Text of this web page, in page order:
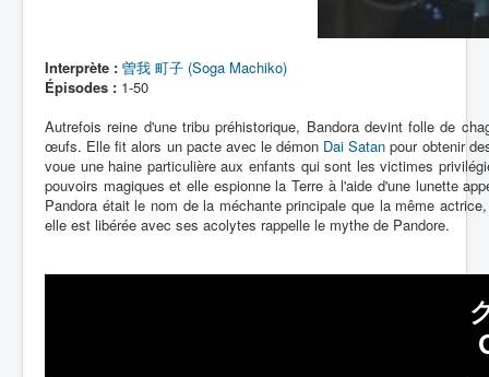
Interprète : 曽我 町子 (Soga Machiko)
Épisodes : 1-50
Autrefois reine d'une tribu préhistorique, Bandora devint folle de
œufs. Elle fit alors un pacte avec le démon Dai Satan pour obtenir
voue une haine particulière aux enfants qui sont les victimes
pouvoirs magiques et elle espionne la Terre à l'aide d'une lunette
Pandora était le nom de la méchante principale que la même
elle est libérée avec ses acolytes rappelle le mythe de Pandore.